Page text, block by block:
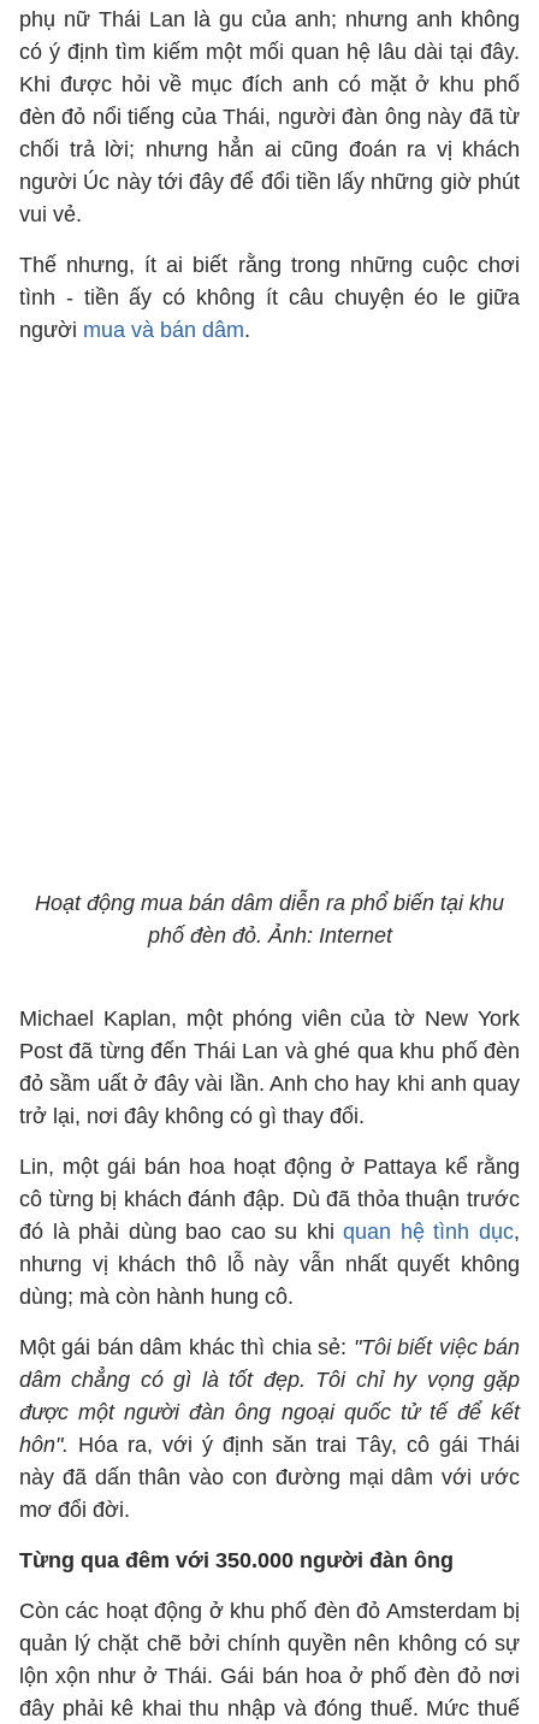
phụ nữ Thái Lan là gu của anh; nhưng anh không
có ý định tìm kiếm một mối quan hệ lâu dài tại đây.
Khi được hỏi về mục đích anh có mặt ở khu phố
đèn đỏ nổi tiếng của Thái, người đàn ông này đã từ
chối trả lời; nhưng hẳn ai cũng đoán ra vị khách
người Úc này tới đây để đổi tiền lấy những giờ phút
vui vẻ.
Thế nhưng, ít ai biết rằng trong những cuộc chơi
tình - tiền ấy có không ít câu chuyện éo le giữa
người mua và bán dâm.
Hoạt động mua bán dâm diễn ra phổ biến tại khu
phố đèn đỏ. Ảnh: Internet
Michael Kaplan, một phóng viên của tờ New York
Post đã từng đến Thái Lan và ghé qua khu phố đèn
đỏ sầm uất ở đây vài lần. Anh cho hay khi anh quay
trở lại, nơi đây không có gì thay đổi.
Lin, một gái bán hoa hoạt động ở Pattaya kể rằng
cô từng bị khách đánh đập. Dù đã thỏa thuận trước
đó là phải dùng bao cao su khiquan hệ tình dục,
nhưng vị khách thô lỗ này vẫn nhất quyết không
dùng; mà còn hành hung cô.
Một gái bán dâm khác thì chia sẻ: "Tôi biết việc bán
dâm chẳng có gì là tốt đẹp. Tôi chỉ hy vọng gặp
được một người đàn ông ngoại quốc tử tế để kết
hôn". Hóa ra, với ý định săn trai Tây, cô gái Thái
này đã dấn thân vào con đường mại dâm với ước
mơ đổi đời.
Từng qua đêm với 350.000 người đàn ông
Còn các hoạt động ở khu phố đèn đỏ Amsterdam bị
quản lý chặt chẽ bởi chính quyền nên không có sự
lộn xộn như ở Thái. Gái bán hoa ở phố đèn đỏ nơi
đây phải kê khai thu nhập và đóng thuế. Mức thuế